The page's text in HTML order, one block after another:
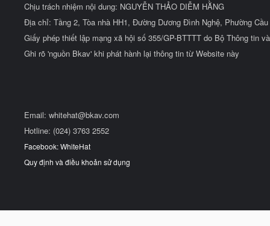
Chịu trách nhiệm nội dung: NGUYỄN THẢO DIỄM HẰNG
Địa chỉ: Tầng 2, Tòa nhà HH1, Đường Dương Đình Nghệ, Phường
Giấy phép thiết lập mạng xã hội số 355/GP-BTTTT do Bộ Thông tin
Ghi rõ 'nguồn Bkav' khi phát hành lại thông tin từ Website này
Email: whitehat@bkav.com
Hotline: (024) 3763 2552
Facebook: WhiteHat
Quy định và điều khoản sử dụng